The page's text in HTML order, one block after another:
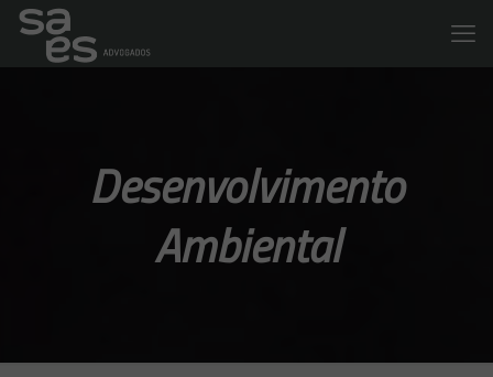
Desenvolvimento
Ambiental